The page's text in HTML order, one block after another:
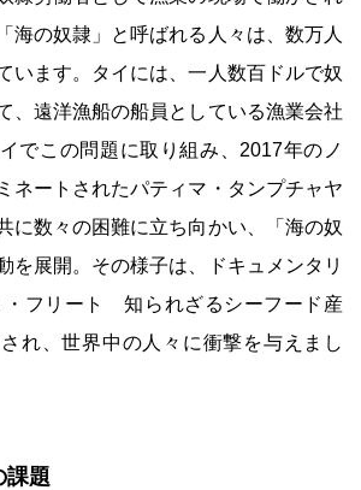
海の奴隷」と呼ばれる人々は、数万人
います。タイには、一人数百ドルで奴
、遠洋漁船の船員としている漁業会社
でこの問題に取り組み、2017年のノ
ネートされたパティマ・タンプチャヤ
に数々の困難に立ち向かい、「海の奴
を展開。その様子は、ドキュメンタリ
・フリート 知られざるシーフード産
れ、世界中の人々に衝撃を与えまし
課題